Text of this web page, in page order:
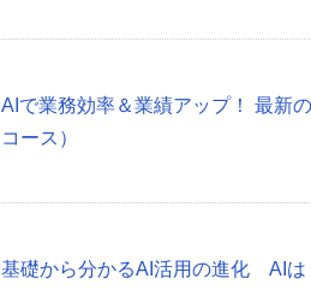
AIで業務効率＆業績アップ！ 最新
コース）
基礎から分かるAI活用の進化 AIは